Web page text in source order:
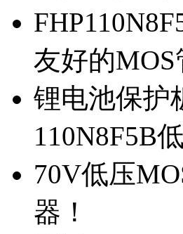
友好的MOS
锂电池保护
110N8F5B
70V低压
器！